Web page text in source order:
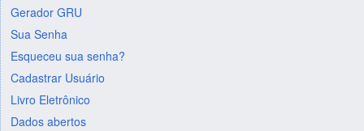
Gerador GRU
Sua Senha
Esqueceu sua senha?
Cadastrar Usuário
Livro Eletrônico
Dados abertos